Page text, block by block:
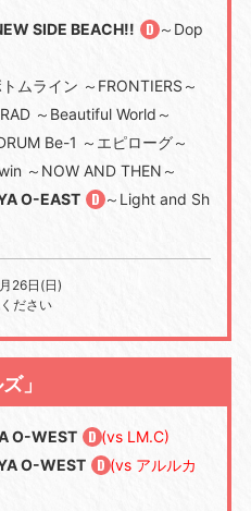
SIDE BEACH!!
～Dop
ムライン ～FRONTIERS～
～Beautiful World～
Be-1 ～エピローグ～
～NOW AND THEN～
O-EAST
～Light and Sh
26日(日)
ださい
」
O-WEST
(vs LM.C)
O-WEST
(vs アルルカ